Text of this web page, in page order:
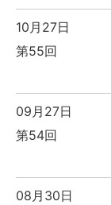
10月27日
第55回
09月27日
第54回
08月30日